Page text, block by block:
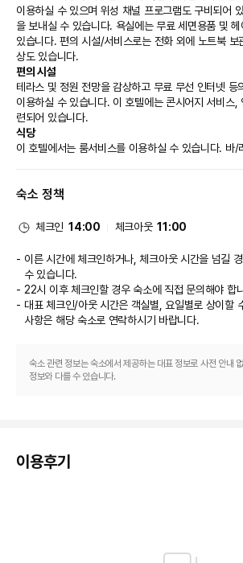
이용하실 수 있으며 위성 채널 프로그램도 구비되어
을 보내실 수 있습니다. 욕실에는 무료 세면용품 및
있습니다. 편의 시설/서비스로는 전화 외에 노트북 보
상도 있습니다.
편의 시설
테라스 및 정원 전망을 감상하고 무료 무선 인터넷 등
이용하실 수 있습니다. 이 호텔에는 콘시어지 서비스,
련되어 있습니다.
식당
이 호텔에서는 룸서비스를 이용하실 수 있습니다. 바/
비즈니스, 기타 편의시설
는 프런트 데스크, 다국어 구사 가능 직원 등이 있습니
숙소 정책
체크인 14:00 체크아웃 11:00
이른 시간에 체크인하거나, 체크아웃 시간을 넘길
수 있습니다.
22시 이후 체크인할 경우 숙소에 직접 문의해야 합
대표 체크인/아웃 시간은 객실별, 요일별로 상이할
사항은 해당 숙소로 연락하시기 바랍니다.
숙소 관련 정보는 숙소에서 제공하는 대표 정보로 사전 안내
정보와 다를 수 있습니다.
이용후기